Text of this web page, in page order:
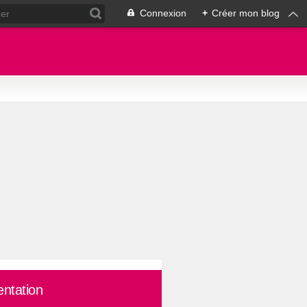
Connexion + Créer mon blog